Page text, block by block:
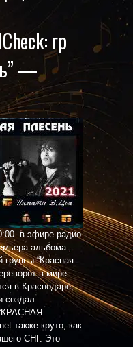
гр
—
в эфире радио
альбома
группы “Красная
в мире
в Краснодаре,
создал
также круто, как
СНГ. Это